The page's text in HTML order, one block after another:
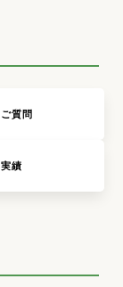
質問
績